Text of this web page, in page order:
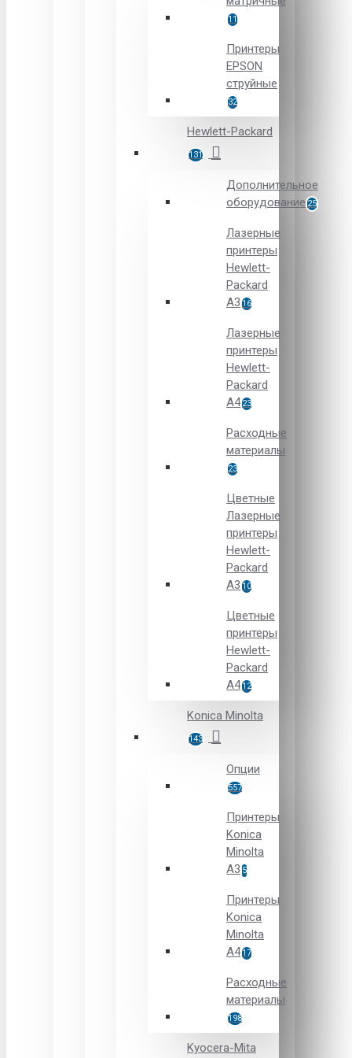
11
Принтеры
EPSON
струйные
32
Hewlett-Packard
131
Дополнительное
оборудование 25
Лазерные
принтеры
Hewlett-
Packard
A3 16
Лазерные
принтеры
Hewlett-
Packard
A423
Расходные
материалы
23
Цветные
Лазерные
принтеры
Hewlett-
Packard
A3 10
Цветные
принтеры
Hewlett-
Packard
А412
Konica Minolta
143
Опции
557
Принтеры
Konica
Minolta
A3 5
Принтеры
Konica
Minolta
A417
Расходные
материалы
198
Kyocera-Mita